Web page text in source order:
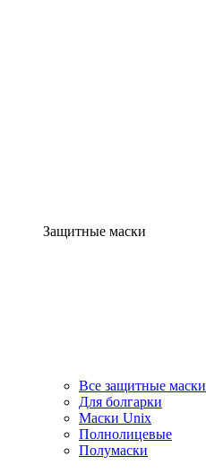
Защитные маски
Все защитные маски
Для болгарки
Маски Unix
Полнолицевые
Полумаски